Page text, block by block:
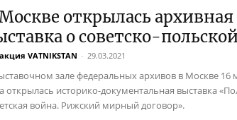
открылась архивная
о советско-
VATNIKSTAN - 29.03.2021
зале федеральных архивов в Москве 16
открылась историко-документальная выставка
война. Рижский мирный договор».